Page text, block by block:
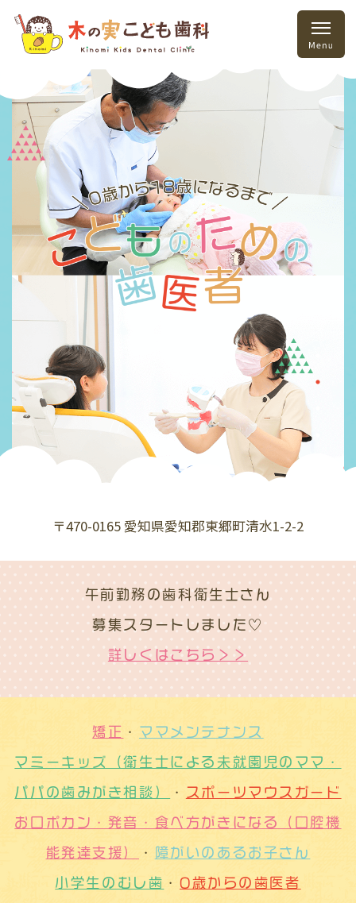
〒470-0165 愛知県愛知郡東郷町清水1-2-2
午前勤務の歯科衛生士さん
募集スタートしました ♡
詳しくはこちら＞＞
矯正 ・ ママメンテナンス
マミーキッズ（衛生士による未就園児のママ・
パパの歯みがき相談） ・ スポーツマウスガード
お口ポカン・発音・食べ方がきになる（口腔機
能発達支援） ・ 障がいのあるお子さん
小学生のむし歯 ・ 0歳からの歯医者